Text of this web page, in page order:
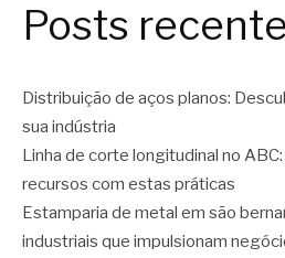
Posts
Distribuição de aços planos:
sua indústria
Linha de corte longitudinal no
recursos com estas práticas
Estamparia de metal em são
industriais que impulsionam